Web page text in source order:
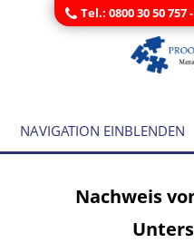
NAVIGATION EINBLENDEN
Nachweis
Tel.: 0800 30 50